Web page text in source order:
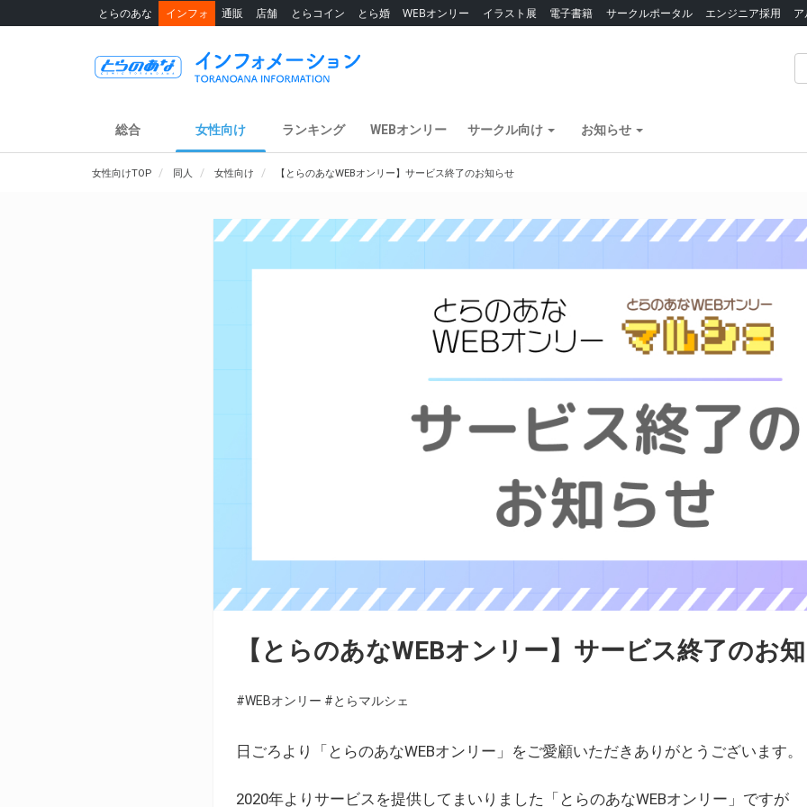
とらのあな インフォ 通販 店舗 とらコイン とら婚 WEBオンリー イラスト展 電子書籍 サークルポータル エンジニア採用
総合 女性向け ランキング WEBオンリー サークル向け お知らせ
女性向けTOP 同人 女性向け 【とらのあなWEBオンリー】サービス終了のお知らせ
【とらのあなWEBオンリー】サービス終了のお
#WEBオンリー #とらマルシェ
日ごろより「とらのあなWEBオンリー」をご愛顧いただきありがとうございます。
2020年よりサービスを提供してまいりました「とらのあなWEBオンリー」ですが